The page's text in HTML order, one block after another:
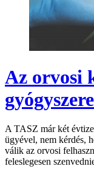
Az orvosi
A TASZ már két
ügyével, nem kérdés,
válik az orvosi
feleslegesen